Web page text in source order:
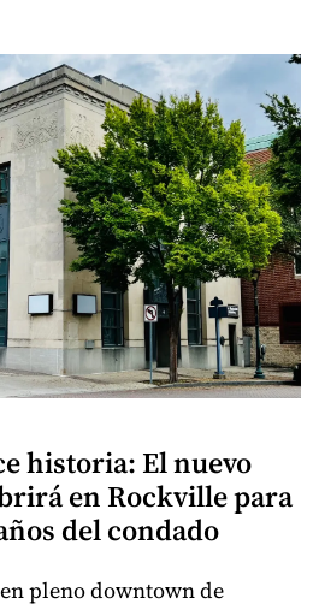
historia: El nuevo
en Rockville para
del condado
pleno downtown de